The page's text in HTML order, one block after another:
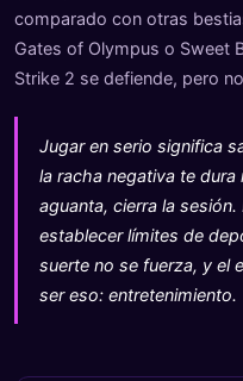
comparado con otras
Gates of Olympus o Sweet
Strike 2 se defiende, pero
Jugar en serio significa
la racha negativa te
aguanta, cierra la
establecer límites de
suerte no se fuerza, y el
ser eso: entretenimiento.